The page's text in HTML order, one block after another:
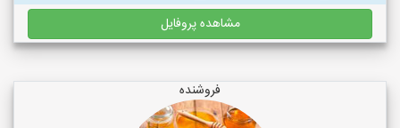
مشاهده پروفایل
فروشنده